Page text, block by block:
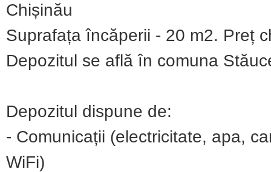
Chișinău
Suprafața încăperii - 20 m2. Preț
Depozitul se află în comuna
Depozitul dispune de:
- Comunicații (electricitate, apa,
WiFi)